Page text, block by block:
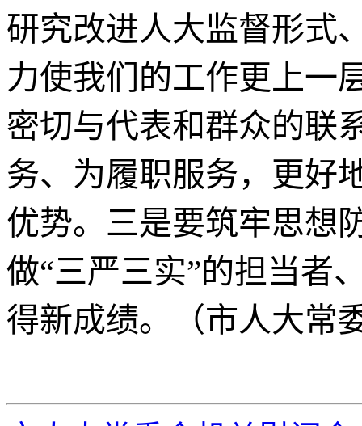
研究改进人大监督形式
力使我们的工作更上一
密切与代表和群众的联
务、为履职服务，更好
优势。三是要筑牢思想
做“三严三实”的担当者
得新成绩。（市人大常